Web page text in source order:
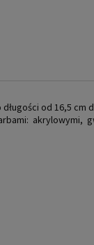
od 16,5 cm
akrylowymi,